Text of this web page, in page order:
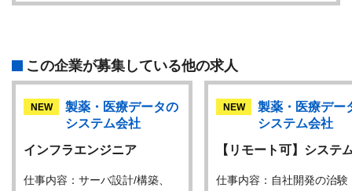
この企業が募集している他の求人
NEW
製薬・医療データの
システム会社
インフラエンジニア
仕事内容：サーバ設計/構築、
NEW
製薬・医療デー
システム会社
【リモート可】システ
仕事内容：自社開発の治験